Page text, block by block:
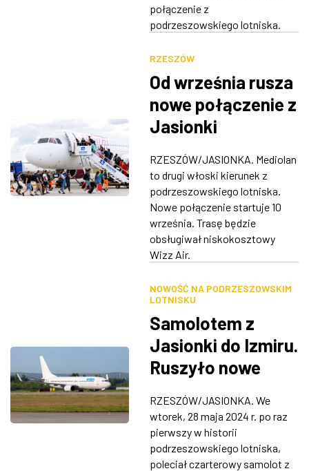
połączenie z
podrzeszowskiego lotniska.
RZESZÓW
Od września rusza
nowe połączenie z
Jasionki
RZESZÓW/JASIONKA. Mediolan
to drugi włoski kierunek z
podrzeszowskiego lotniska.
Nowe połączenie startuje 10
września. Trasę będzie
obsługiwał niskokosztowy
Wizz Air.
NOWOŚĆ NA PODRZESZOWSKIM
LOTNISKU
Samolotem z
Jasionki do Izmiru.
Ruszyło nowe
RZESZÓW/JASIONKA. We
wtorek, 28 maja 2024 r. po raz
pierwszy w historii
podrzeszowskiego lotniska,
poleciał czarterowy samolot z